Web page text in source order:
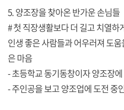
5. 양조장을 찾아온 반가운 손님들
# 첫 직장생활보다 더 길고 치열하
인생 좋은 사람들과 어우러져 도
은 마음
- 초등학교 동기동창이자 양조장
- 주인공을 보고 양조업에 도전 중